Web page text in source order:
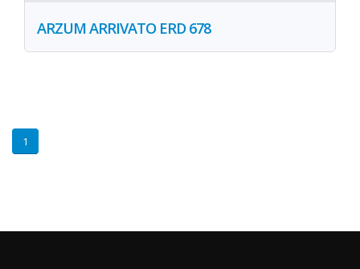
ARZUM ARRIVATO ERD 678
1